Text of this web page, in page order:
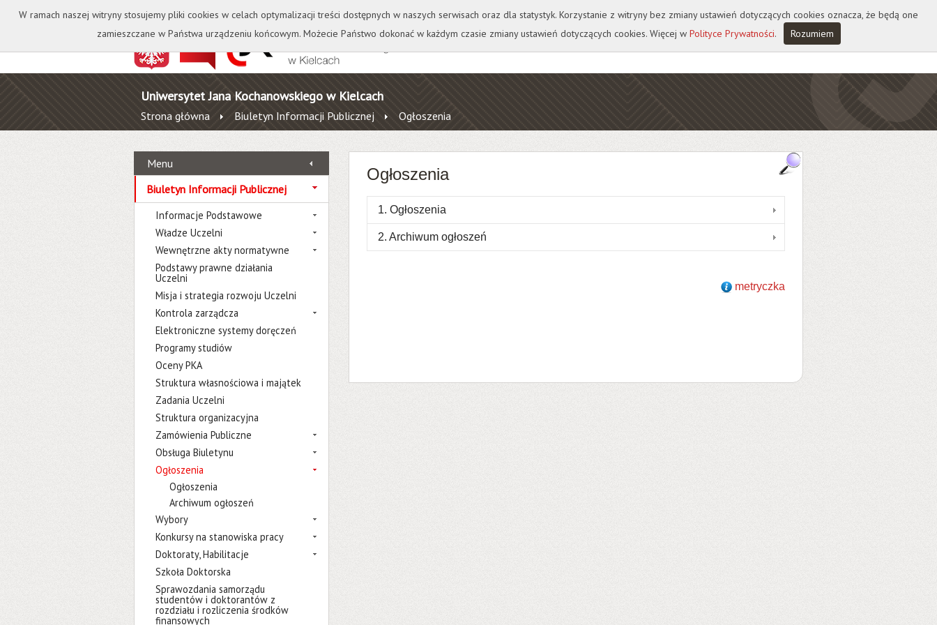
Kontakt Biblioteka Wydawnictwo Wirtualna Uczelnia A A A A
Uniwersytet Jana Kochanowskiego w Kielcach
Strona główna Biuletyn Informacji Publicznej Ogłoszenia
Menu
Biuletyn Informacji Publicznej
Informacje Podstawowe
Władze Uczelni
Wewnętrzne akty normatywne
Podstawy prawne działania
Uczelni
Misja i strategia rozwoju Uczelni
Kontrola zarządcza
Elektroniczne systemy doręczeń
Programy studiów
Oceny PKA
Struktura własnościowa i majątek
Zadania Uczelni
Struktura organizacyjna
Zamówienia Publiczne
Obsługa Biuletynu
Ogłoszenia
Ogłoszenia
Archiwum ogłoszeń
Wybory
Konkursy na stanowiska pracy
Doktoraty, Habilitacje
Szkoła Doktorska
Sprawozdania samorządu
studentów i doktorantów z
rozdziału i rozliczenia środków
finansowych
Ogłoszenia
1. Ogłoszenia
2. Archiwum ogłoszeń
metryczka
W ramach naszej witryny stosujemy pliki cookies w celach optymalizacji treści dostępnych w naszych serwisach oraz dla statystyk. Korzystanie z witryny bez zmiany ustawień dotyczących cookies oznacza, że będą one
zamieszczane w Państwa urządzeniu końcowym. Możecie Państwo dokonać w każdym czasie zmiany ustawień dotyczących cookies. Więcej w Polityce Prywatności. Rozumiem